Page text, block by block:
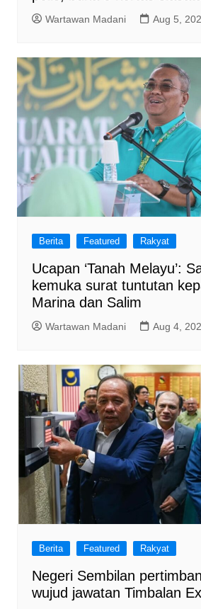
Wartawan Madani Aug 5,
Berita Featured Rakyat
Ucapan ‘Tanah Melayu’:
kemuka surat tuntutan
Marina dan Salim
Wartawan Madani Aug 4,
Berita Featured Rakyat
Negeri Sembilan
wujud jawatan Timbalan